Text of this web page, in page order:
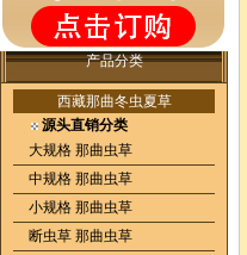
产品分类
西藏那曲冬虫夏草
源头直销分类
大规格 那曲虫草
中规格 那曲虫草
小规格 那曲虫草
断虫草 那曲虫草